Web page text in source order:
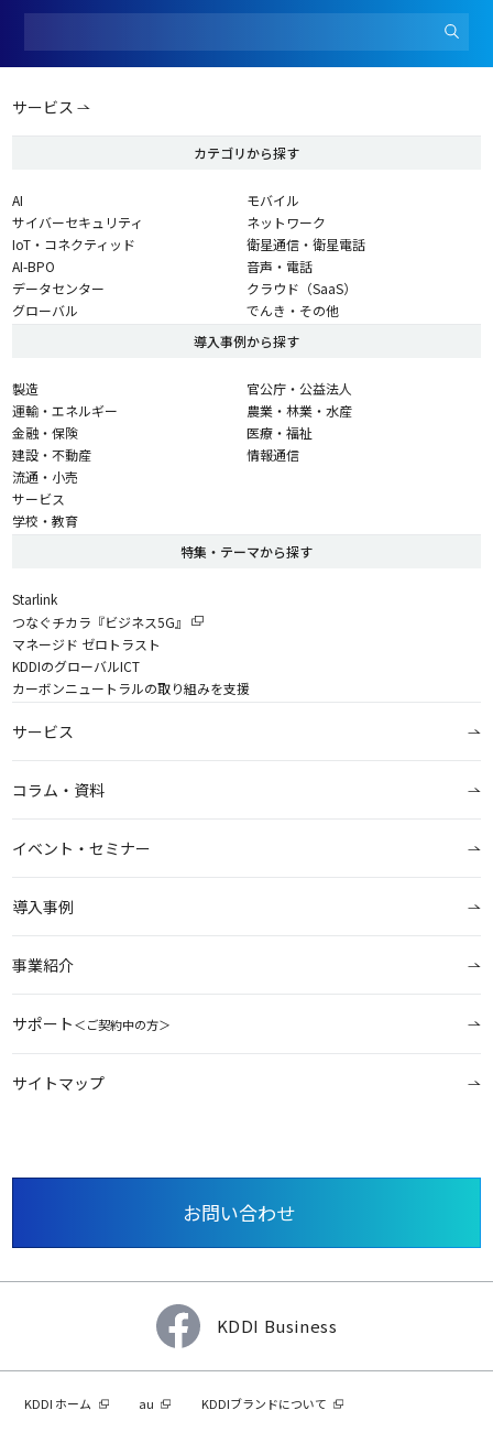
サービス
カテゴリから探す
AI
サイバーセキュリティ
IoT・コネクティッド
AI-BPO
データセンター
グローバル
モバイル
ネットワーク
衛星通信・衛星電話
音声・電話
クラウド（SaaS）
でんき・その他
導入事例から探す
製造
運輸・エネルギー
金融・保険
建設・不動産
流通・小売
サービス
学校・教育
官公庁・公益法人
農業・林業・水産
医療・福祉
情報通信
特集・テーマから探す
Starlink
つなぐチカラ『ビジネス5G』
マネージド ゼロトラスト
KDDIのグローバルICT
カーボンニュートラルの取り組みを支援
サービス
コラム・資料
イベント・セミナー
導入事例
事業紹介
サポート＜ご契約中の方＞
サイトマップ
お問い合わせ
KDDI Business
KDDI ホーム au KDDIブランドについて